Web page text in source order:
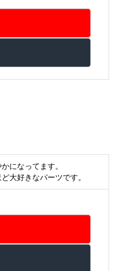
になってます。
大好きなパーツです。